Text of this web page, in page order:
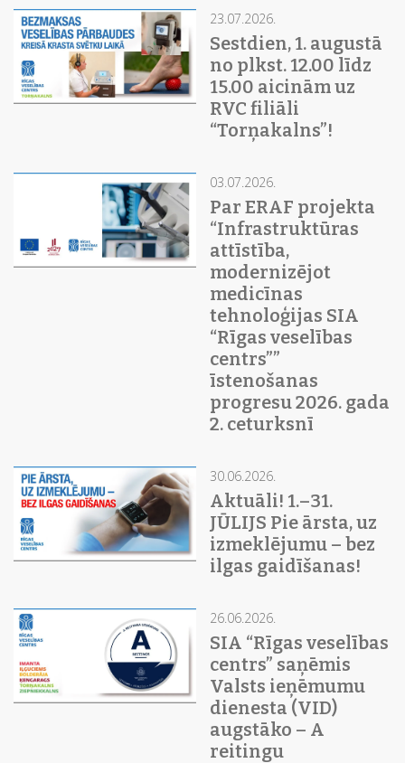
23.07.2026.
Sestdien, 1. augustā
no plkst. 12.00 līdz
15.00 aicinām uz
RVC filiāli
“Torņakalns”!
03.07.2026.
Par ERAF projekta
“Infrastruktūras
attīstība,
modernizējot
medicīnas
tehnoloģijas SIA
“Rīgas veselības
centrs””
īstenošanas
progresu 2026. gada
2. ceturksnī
30.06.2026.
Aktuāli! 1.–31.
JŪLIJS Pie ārsta, uz
izmeklējumu – bez
ilgas gaidīšanas!
26.06.2026.
SIA “Rīgas veselības
centrs” saņēmis
Valsts ieņēmumu
dienesta (VID)
augstāko – A
reitingu